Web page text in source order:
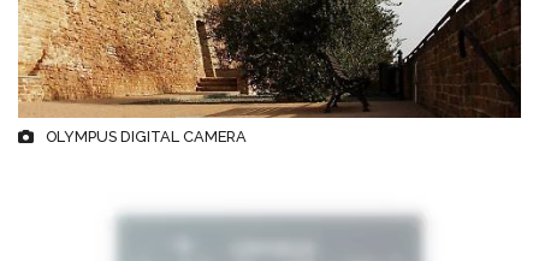
OLYMPUS DIGITAL CAMERA